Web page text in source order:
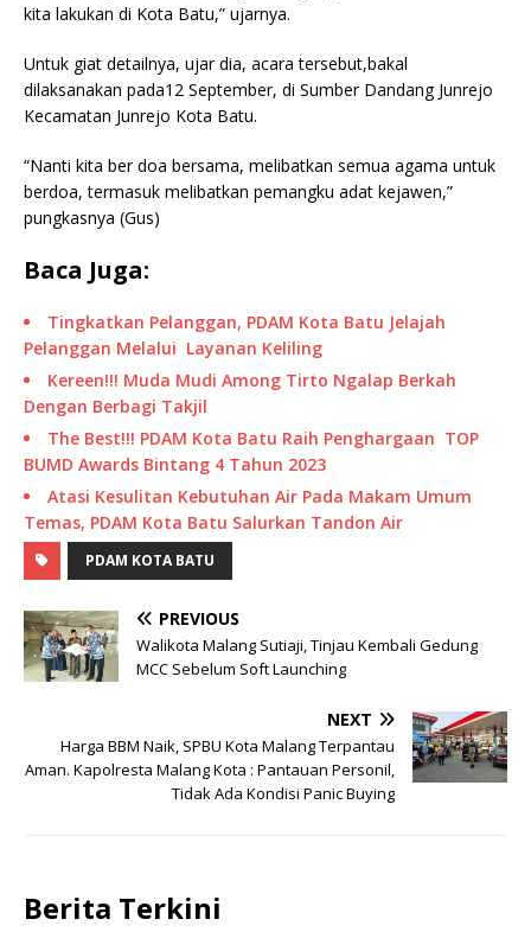
kita lakukan di Kota Batu,” ujarnya.
Untuk giat detailnya, ujar dia, acara tersebut,bakal
dilaksanakan pada12 September, di Sumber Dandang Junrejo
Kecamatan Junrejo Kota Batu.
“Nanti kita ber doa bersama, melibatkan semua agama untuk
berdoa, termasuk melibatkan pemangku adat kejawen,”
pungkasnya (Gus)
Baca Juga:
Tingkatkan Pelanggan, PDAM Kota Batu Jelajah
Pelanggan Melalui Layanan Keliling
Kereen!!! Muda Mudi Among Tirto Ngalap Berkah
Dengan Berbagi Takjil
The Best!!! PDAM Kota Batu Raih Penghargaan TOP
BUMD Awards Bintang 4 Tahun 2023
Atasi Kesulitan Kebutuhan Air Pada Makam Umum
Temas, PDAM Kota Batu Salurkan Tandon Air
PDAM KOTA BATU
PREVIOUS
Walikota Malang Sutiaji, Tinjau Kembali Gedung
MCC Sebelum Soft Launching
NEXT
Harga BBM Naik, SPBU Kota Malang Terpantau
Aman. Kapolresta Malang Kota : Pantauan Personil,
Tidak Ada Kondisi Panic Buying
Berita Terkini